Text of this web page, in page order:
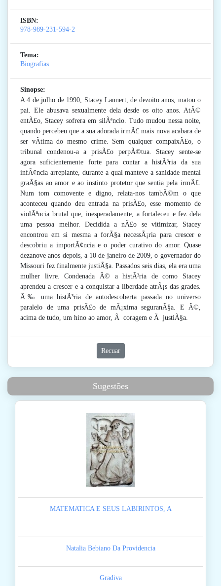
ISBN:
978-989-231-594-2
Tema:
Biografias
Sinopse:
A 4 de julho de 1990, Stacey Lannert, de dezoito anos, matou o
pai. Ele abusava sexualmente dela desde os oito anos. AtÃ©
entÃ£o, Stacey sofrera em silÃªncio. Tudo mudou nessa noite,
quando percebeu que a sua adorada irmÃ£ mais nova acabara de
ser vÃ­tima do mesmo crime. Sem qualquer compaixÃ£o, o
tribunal condenou-a a prisÃ£o perpÃ©tua. Stacey sente-se
agora suficientemente forte para contar a histÃ³ria da sua
infÃ¢ncia arrepiante, durante a qual manteve a sanidade mental
graÃ§as ao amor e ao instinto protetor que sentia pela irmÃ£.
Num tom comovente e digno, relata-nos tambÃ©m o que
aconteceu quando deu entrada na prisÃ£o, esse momento de
violÃªncia brutal que, inesperadamente, a fortaleceu e fez dela
uma pessoa melhor. Decidida a nÃ£o se vitimizar, Stacey
encontrou em si mesma a forÃ§a necessÃ¡ria para crescer e
descobriu a importÃ¢ncia e o poder curativo do amor. Quase
dezanove anos depois, a 10 de janeiro de 2009, o governador do
Missouri fez finalmente justiÃ§a. Passados seis dias, ela era uma
mulher livre. Condenada Ã© a histÃ³ria de como Stacey
aprendeu a crescer e a conquistar a liberdade atrÃ¡s das grades.
Ã‰ uma histÃ³ria de autodescoberta passada no universo
paralelo de uma prisÃ£o de mÃ¡xima seguranÃ§a. E Ã©,
acima de tudo, um hino ao amor, Ã coragem e Ã justiÃ§a.
Recuar
Sugestões
MATEMATICA E SEUS LABIRINTOS, A
Natalia Bebiano Da Providencia
Gradiva